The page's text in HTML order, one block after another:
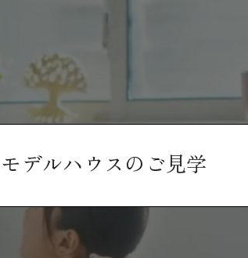
モデルハウスのご見学